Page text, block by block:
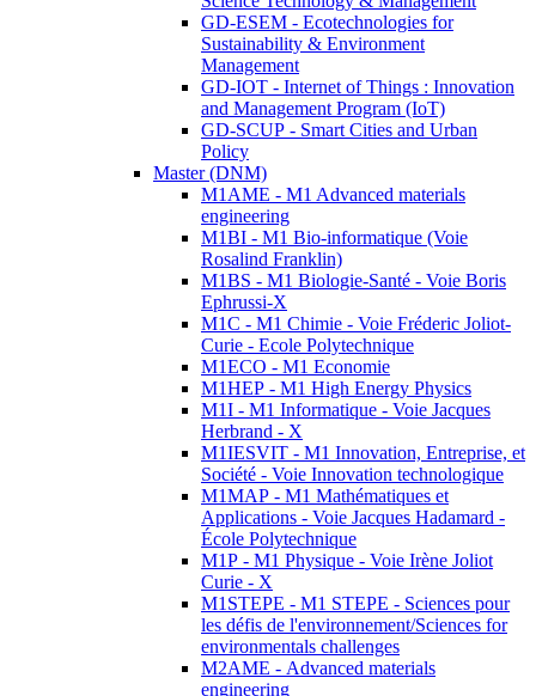
GD-ESEM - Ecotechnologies for
Sustainability & Environment
Management
GD-IOT - Internet of Things : Innovation
and Management Program (IoT)
GD-SCUP - Smart Cities and Urban
Policy
Master (DNM)
M1AME - M1 Advanced materials
engineering
M1BI - M1 Bio-informatique (Voie
Rosalind Franklin)
M1BS - M1 Biologie-Santé - Voie Boris
Ephrussi-X
M1C - M1 Chimie - Voie Fréderic Joliot-
Curie - Ecole Polytechnique
M1ECO - M1 Economie
M1HEP - M1 High Energy Physics
M1I - M1 Informatique - Voie Jacques
Herbrand - X
M1IESVIT - M1 Innovation, Entreprise, et
Société - Voie Innovation technologique
M1MAP - M1 Mathématiques et
Applications - Voie Jacques Hadamard -
École Polytechnique
M1P - M1 Physique - Voie Irène Joliot
Curie - X
M1STEPE - M1 STEPE - Sciences pour
les défis de l'environnement/Sciences for
environmentals challenges
M2AME - Advanced materials
engineering